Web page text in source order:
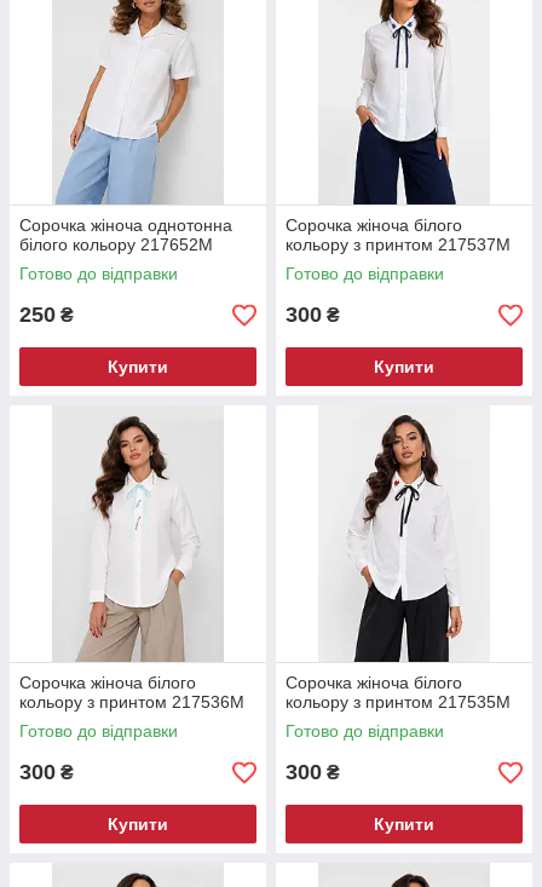
Сорочка жіноча однотонна
білого кольору 217652M
Готово до відправки
250 ₴
Купити
Сорочка жіноча білого
кольору з принтом 217537M
Готово до відправки
300 ₴
Купити
Сорочка жіноча білого
кольору з принтом 217536M
Готово до відправки
300 ₴
Купити
Сорочка жіноча білого
кольору з принтом 217535M
Готово до відправки
300 ₴
Купити